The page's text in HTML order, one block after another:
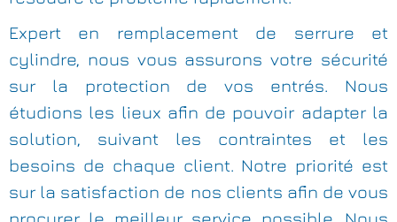
Expert en remplacement de serrure et
cylindre, nous vous assurons votre sécurité
sur la protection de vos entrés. Nous
étudions les lieux afin de pouvoir adapter la
solution, suivant les contraintes et les
besoins de chaque client. Notre priorité est
sur la satisfaction de nos clients afin de vous